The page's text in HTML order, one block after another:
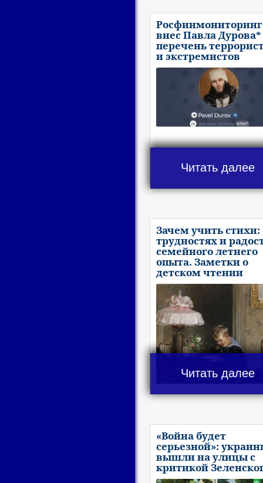
Росфинмониторинг
внес Павла
перечень
и экстремистов
Читать далее
Зачем учить стихи:
трудностях и
семейного летнего
опыта. Заметки о
детском чтении
Читать далее
«Война будет
серьезной»:
вышли на улицы с
критикой